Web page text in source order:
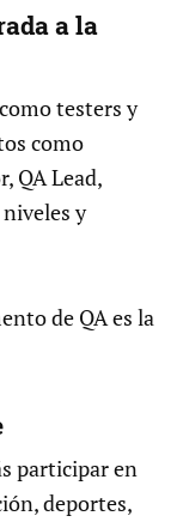
a la
testers y
como
QA Lead,
y
de QA es la
participar en
deportes,